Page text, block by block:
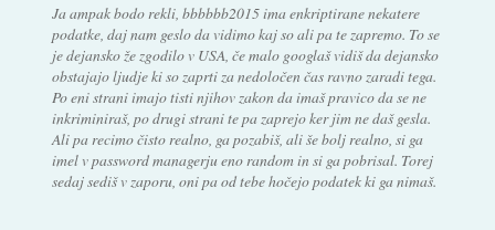
Ja ampak bodo rekli, bbbbbb2015 ima enkriptirane nekatere
podatke, daj nam geslo da vidimo kaj so ali pa te zapremo. To se
je dejansko že zgodilo v USA, če malo googlaš vidiš da dejansko
obstajajo ljudje ki so zaprti za nedoločen čas ravno zaradi tega.
Po eni strani imajo tisti njihov zakon da imaš pravico da se ne
inkriminiraš, po drugi strani te pa zaprejo ker jim ne daš gesla.
Ali pa recimo čisto realno, ga pozabiš, ali še bolj realno, si ga
imel v password managerju eno random in si ga pobrisal. Torej
sedaj sediš v zaporu, oni pa od tebe hočejo podatek ki ga nimaš.